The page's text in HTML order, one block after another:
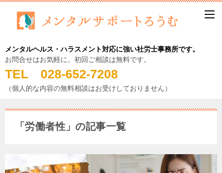
メンタルヘルス・ハラスメント対応に強い社労士事務所です。
お問合せはお気軽に。初回ご相談は無料です。
TEL 028-652-7208
（個人的な内容の無料相談はお受けしておりません）
「労働者性」の記事一覧